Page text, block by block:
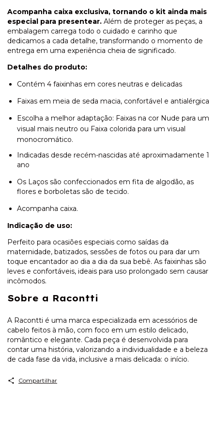
Acompanha caixa exclusiva, tornando o kit ainda mais
especial para presentear. Além de proteger as peças, a
embalagem carrega todo o cuidado e carinho que
dedicamos a cada detalhe, transformando o momento de
entrega em uma experiência cheia de significado.
Detalhes do produto:
Contém 4 faixinhas em cores neutras e delicadas
Faixas em meia de seda macia, confortável e antialérgica
Escolha a melhor adaptação: Faixas na cor Nude para um
visual mais neutro ou Faixa colorida para um visual
monocromático.
Indicadas desde recém-nascidas até aproximadamente 1
ano
Os Laços são confeccionados em fita de algodão, as
flores e borboletas são de tecido.
Acompanha caixa.
Indicação de uso:
Perfeito para ocasiões especiais como saídas da
maternidade, batizados, sessões de fotos ou para dar um
toque encantador ao dia a dia da sua bebê. As faixinhas são
leves e confortáveis, ideais para uso prolongado sem causar
incômodos.
Sobre a Racontti
A Racontti é uma marca especializada em acessórios de
cabelo feitos à mão, com foco em um estilo delicado,
romântico e elegante. Cada peça é desenvolvida para
contar uma história, valorizando a individualidade e a beleza
de cada fase da vida, inclusive a mais delicada: o início.
Compartilhar